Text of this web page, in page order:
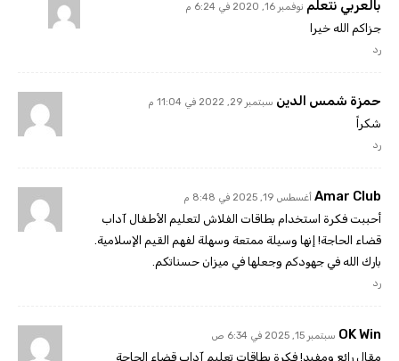
بالعربي نتعلم نوفمبر 16, 2020 في 6:24 م
جزاكم الله خيرا
رد
حمزة شمس الدين سبتمبر 29, 2022 في 11:04 م
شكراً
رد
Amar Club أغسطس 19, 2025 في 8:48 م
أحببت فكرة استخدام بطاقات الفلاش لتعليم الأطفال آداب
قضاء الحاجة! إنها وسيلة ممتعة وسهلة لفهم القيم الإسلامية.
بارك الله في جهودكم وجعلها في ميزان حسناتكم.
رد
OK Win سبتمبر 15, 2025 في 6:34 ص
مقال رائع ومفيد! فكرة بطاقات تعليم آداب قضاء الحاجة